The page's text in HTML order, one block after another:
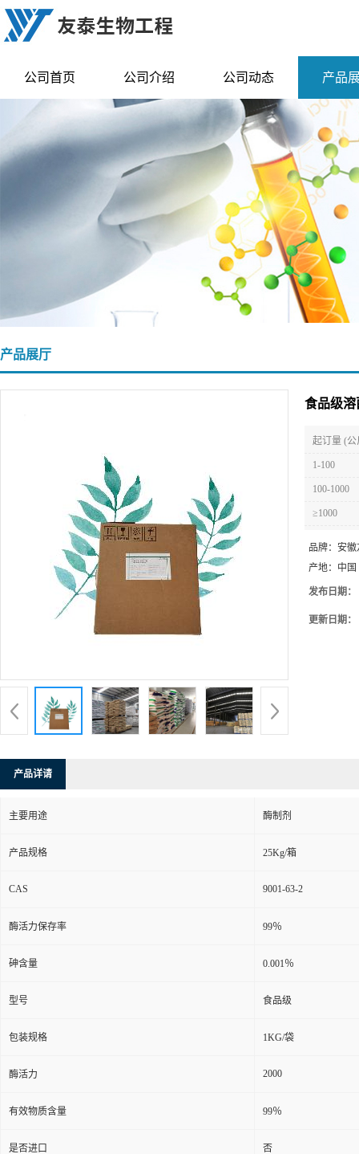
公司首页 公司介绍 公司动态 产品
产品展厅
食品级溶
起订量 (公
1-100
100-1000
≥1000
品牌： 安徽
产地： 中国
发布日期：
更新日期：
产品详请
主要用途 酶制剂
产品规格 25Kg/箱
CAS 9001-63-2
酶活力保存率 99％
砷含量 0.001％
型号 食品级
包装规格 1KG/袋
酶活力 2000
有效物质含量 99％
是否进口 否